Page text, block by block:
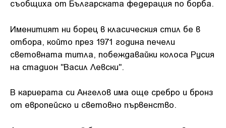
съобщиха от Българската федерация по борба.
Именитият ни борец в класическия стил бе в
отбора, който през 1971 година печели
световната титла, побеждавайки колоса Русия
на стадион "Васил Левски".
В кариерата си Ангелов има още сребро и бронз
от европейско и световно първенство.